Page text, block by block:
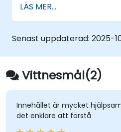
att omsätta sina
samtidigt som de får
framsteg.
LÄS MER...
Senast uppdaterad: 2025-
Vittnesmål(2)
Innehållet är mycket
det enklare att förstå